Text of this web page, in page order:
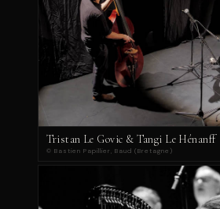
Tristan Le Govic & Tangi Le Hénanff
© Bastien Papillier, Baud (Bretagne)